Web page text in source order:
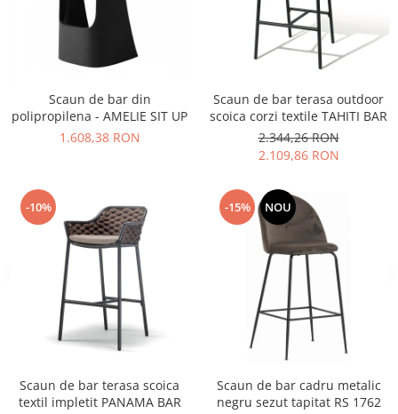
Vitrina bar / retrobar
Blaturi de masa
Blaturi din PAL
Blaturi din MDF
Blaturi din metal
Blaturi din lemn masiv
Blaturi din HPL Compact
Blaturi din piatra naturala si
compozit
Scaune profesionale
Scaun laborator
Scaune de lucru
Scaun de bar din
polipropilena - AMELIE SIT UP
1.608,38 RON
Scaun de bar terasa outdoor
scoica corzi textile TAHITI BAR
2.344,26 RON
2.109,86 RON
-10%
Scaun de bar terasa scoica
textil impletit PANAMA BAR
-15% NOU
Scaun de bar cadru metalic
negru sezut tapitat RS 1762